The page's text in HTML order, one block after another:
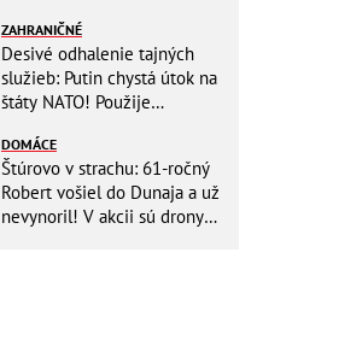
zraneniami!
ZAHRANIČNÉ
Desivé odhalenie tajných
služieb: Putin chystá útok na
štáty NATO! Použije
DOMÁCE
Štúrovo v strachu: 61-ročný
Robert vošiel do Dunaja a už
nevynoril! V akcii sú drony